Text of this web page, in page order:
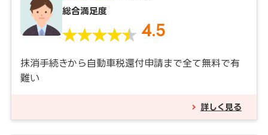
総合満足度
4.5
抹消手続きから自動車税還付申請まで全て無料で有
難い
詳しく見る